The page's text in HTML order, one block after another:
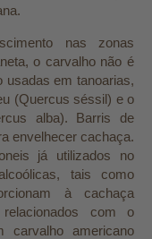
nas zonas
o carvalho não é
usadas em tanoarias,
(Quercus séssil) e o
alba). Barris de
envelhecer cachaça.
já utilizados no
tais como
à cachaça
com o
carvalho americano